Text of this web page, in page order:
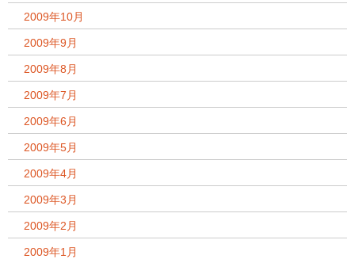
2009年10月
2009年9月
2009年8月
2009年7月
2009年6月
2009年5月
2009年4月
2009年3月
2009年2月
2009年1月